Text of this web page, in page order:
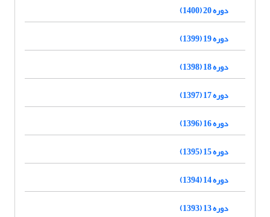
دوره 20 (1400)
دوره 19 (1399)
دوره 18 (1398)
دوره 17 (1397)
دوره 16 (1396)
دوره 15 (1395)
دوره 14 (1394)
دوره 13 (1393)